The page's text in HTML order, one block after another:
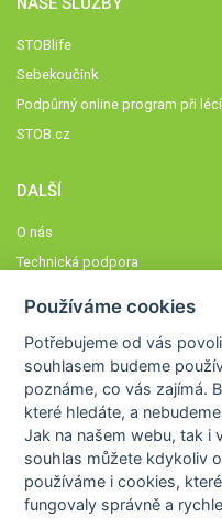
STOBlife
Sebekoučink
Podpůrný online program při
STOB.cz
DALŠÍ
O nás
Technická podpora
Členové STOBklubu
Zásady nakládání s osobními
Otestujte se
Spočítejte si
Výzva 52
Používáme cookies
Potřebujeme od vás
souhlasem budeme
poznáme,co vás zajímá.
které hledáte, a
Jak na našem webu, tak i
souhlas můžete kdykoliv
používáme i cookies,
fungovaly správně a